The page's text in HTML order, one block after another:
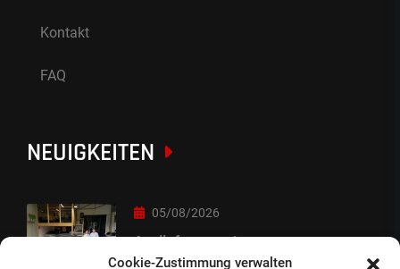
Cookie-Zustimmung verwalten
Kontakt
FAQ
NEUIGKEITEN
05/08/2026
Auslieferung :-)